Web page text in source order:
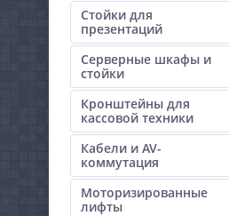
Стойки для
презентаций
Серверные шкафы и
стойки
Кронштейны для
кассовой техники
Кабели и AV-
коммутация
Моторизированные
лифты